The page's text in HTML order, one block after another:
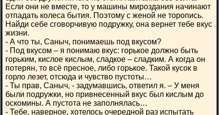
Если они не вместе, то у машины мироздания начинают
отпадать колеса бытия. Поэтому с женой не торопись.
Найди себе сговорчивую подружку, она вернет тебе вкус
жизни.
- А что ты, Саныч, понимаешь под вкусом?
- Под вкусом – я понимаю вкус: горькое должно быть
горьким, кислое кислым, сладкое – сладким. А когда он
потерян, то всё пресное, либо горькое. Такой кусок в
горло лезет, отсюда и чувство пустоты…
- Ты прав, Саныч, - задумавшись, ответил я. – У меня
были подружки, но привнесенный вкус был кислым до
оскомины. А пустота не заполнялась…
- Тебе, наверное, хотелось очередной раз испытать